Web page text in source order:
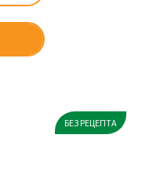
БЕЗ РЕЦЕПТА